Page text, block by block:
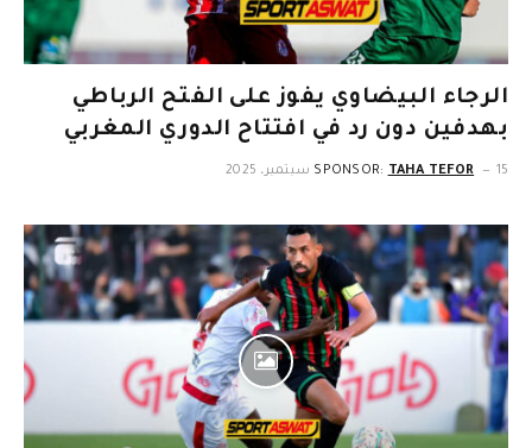
الرجاء البيضاوي يفوز على الفتح الرباطي
بهدفين دون رد في افتتاح الدوري المغربي
SPONSOR: TAHA TEFOR 15 سبتمبر، 2025